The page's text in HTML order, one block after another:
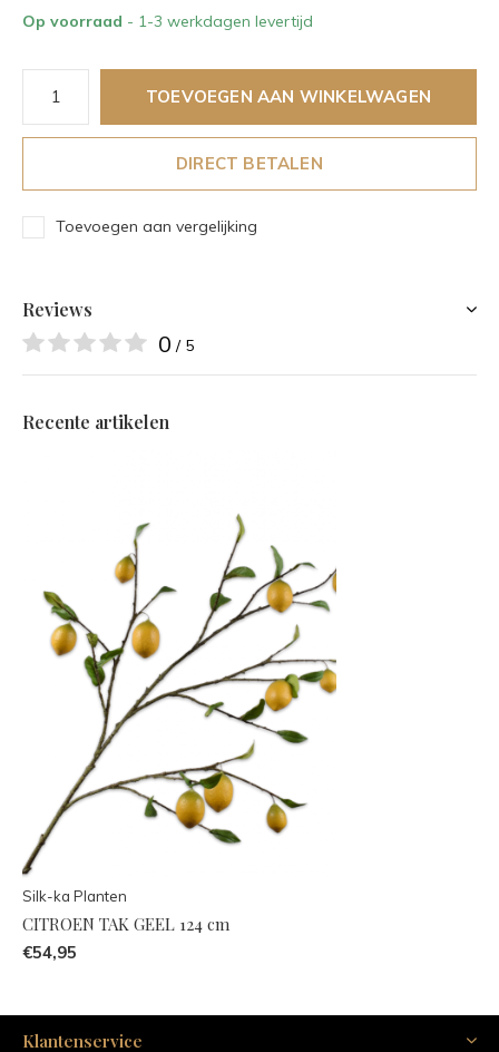
Op voorraad - 1-3 werkdagen levertijd
TOEVOEGEN AAN WINKELWAGEN
DIRECT BETALEN
Toevoegen aan vergelijking
Reviews
0 / 5
Recente artikelen
Silk-ka Planten
CITROEN TAK GEEL 124 cm
€54,95
Klantenservice